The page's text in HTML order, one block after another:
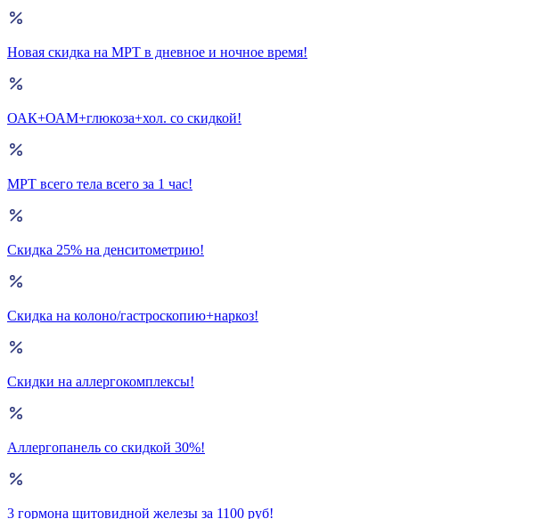
Новая скидка на МРТ в дневное и ночное время!
ОАК+ОАМ+глюкоза+хол. со скидкой!
МРТ всего тела всего за 1 час!
Скидка 25% на денситометрию!
Скидка на колоно/гастроскопию+наркоз!
Скидки на аллергокомплексы!
Аллергопанель со скидкой 30%!
3 гормона щитовидной железы за 1100 руб!